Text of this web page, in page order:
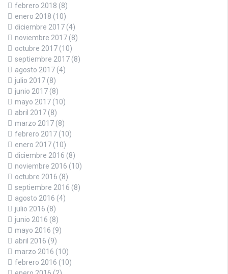
febrero 2018 (8)
enero 2018 (10)
diciembre 2017 (4)
noviembre 2017 (8)
octubre 2017 (10)
septiembre 2017 (8)
agosto 2017 (4)
julio 2017 (8)
junio 2017 (8)
mayo 2017 (10)
abril 2017 (8)
marzo 2017 (8)
febrero 2017 (10)
enero 2017 (10)
diciembre 2016 (8)
noviembre 2016 (10)
octubre 2016 (8)
septiembre 2016 (8)
agosto 2016 (4)
julio 2016 (8)
junio 2016 (8)
mayo 2016 (9)
abril 2016 (9)
marzo 2016 (10)
febrero 2016 (10)